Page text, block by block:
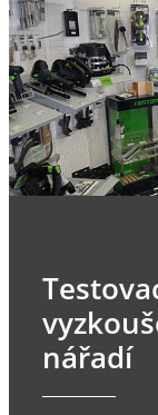
nářadí